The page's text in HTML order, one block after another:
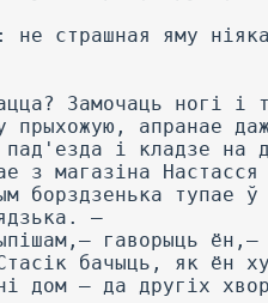
не страшная яму
Замочаць ногі і
апранае
і кладзе на
з магазіна
борздзенька тупае
—
гаворыць
бачыць, як ён
дом — да другіх